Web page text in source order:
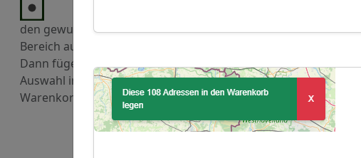
den gewuenschten
Bereich auf der Karte.
Dann fügen Sie diese
Auswahl in den
Warenkorb hinzu.